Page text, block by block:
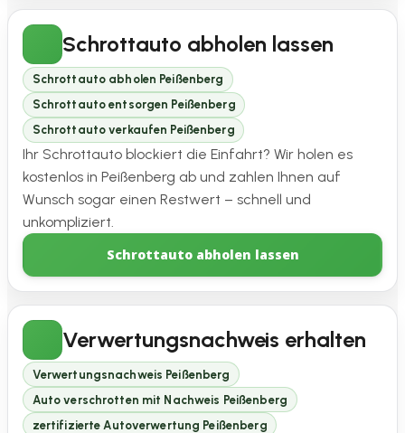
Schrottauto abholen lassen
Schrottauto abholen Peißenberg
Schrottauto entsorgen Peißenberg
Schrottauto verkaufen Peißenberg
Ihr Schrottauto blockiert die Einfahrt? Wir holen es
kostenlos in Peißenberg ab und zahlen Ihnen auf
Wunsch sogar einen Restwert – schnell und
unkompliziert.
Schrottauto abholen lassen
Verwertungsnachweis erhalten
Verwertungsnachweis Peißenberg
Auto verschrotten mit Nachweis Peißenberg
zertifizierte Autoverwertung Peißenberg